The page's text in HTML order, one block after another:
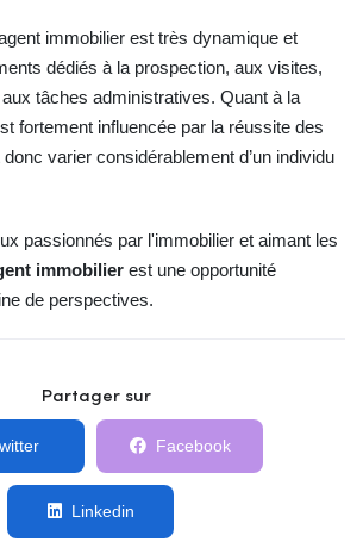
immobilier est très dynamique et
dédiés à la prospection, aux visites,
tâches administratives. Quant à la
fortement influencée par la réussite des
varier considérablement d’un individu
passionnés par l'immobilier et aimant les
immobilier est une opportunité
de perspectives.
Partager sur
Facebook
Linkedin